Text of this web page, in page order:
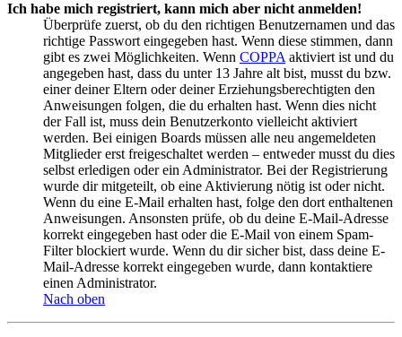
Ich habe mich registriert, kann mich aber nicht anmelden!
Überprüfe zuerst, ob du den richtigen Benutzernamen und das
richtige Passwort eingegeben hast. Wenn diese stimmen, dann
gibt es zwei Möglichkeiten. Wenn COPPA aktiviert ist und du
angegeben hast, dass du unter 13 Jahre alt bist, musst du bzw.
einer deiner Eltern oder deiner Erziehungsberechtigten den
Anweisungen folgen, die du erhalten hast. Wenn dies nicht
der Fall ist, muss dein Benutzerkonto vielleicht aktiviert
werden. Bei einigen Boards müssen alle neu angemeldeten
Mitglieder erst freigeschaltet werden – entweder musst du dies
selbst erledigen oder ein Administrator. Bei der Registrierung
wurde dir mitgeteilt, ob eine Aktivierung nötig ist oder nicht.
Wenn du eine E-Mail erhalten hast, folge den dort enthaltenen
Anweisungen. Ansonsten prüfe, ob du deine E-Mail-Adresse
korrekt eingegeben hast oder die E-Mail von einem Spam-
Filter blockiert wurde. Wenn du dir sicher bist, dass deine E-
Mail-Adresse korrekt eingegeben wurde, dann kontaktiere
einen Administrator.
Nach oben